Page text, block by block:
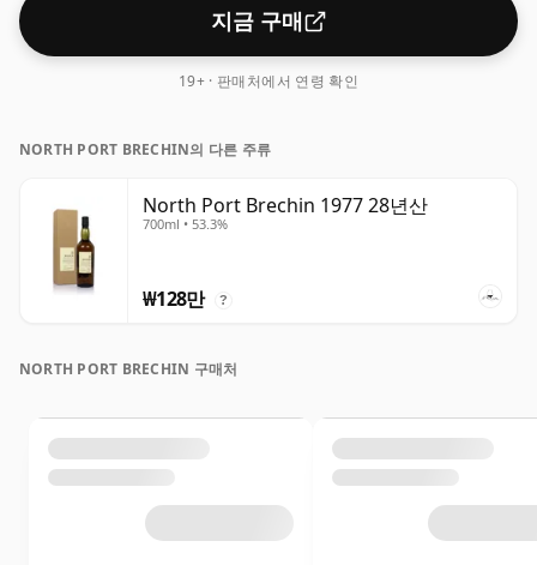
지금 구매
19+ · 판매처에서 연령 확인
NORTH PORT BRECHIN의 다른 주류
North Port Brechin 1977 28년산
700ml • 53.3%
₩128만 ?
NORTH PORT BRECHIN 구매처